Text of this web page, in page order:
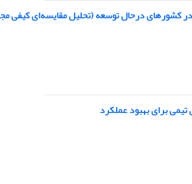
در کشورهای درحال توسعه (تحلیل مقایسه‌ای کیفی
برای بهبود عملکرد